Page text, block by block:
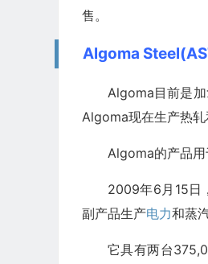
售。
Algoma
Algoma目前是
Algoma现在生产热轧
Algoma的产品用
2009年6月15日
副产品生产电力和蒸汽
它具有两台